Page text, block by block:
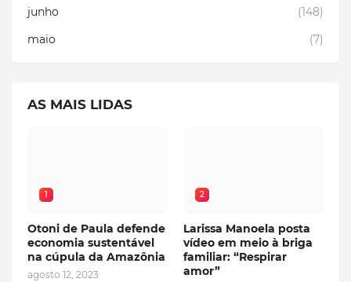
junho
(148)
maio
(7)
AS MAIS LIDAS
1
Otoni de Paula defende
economia sustentável
na cúpula da Amazônia
agosto 12, 2023
2
Larissa Manoela posta
vídeo em meio à briga
familiar: “Respirar
amor”